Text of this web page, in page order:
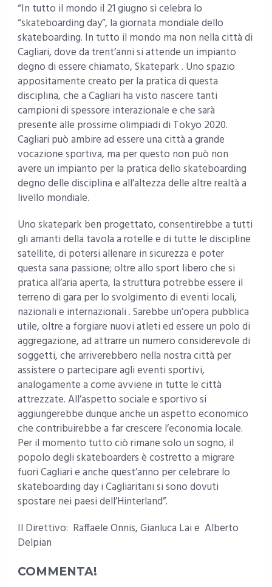
“In tutto il mondo il 21 giugno si celebra lo
“skateboarding day”, la giornata mondiale dello
skateboarding. In tutto il mondo ma non nella città di
Cagliari, dove da trent’anni si attende un impianto
degno di essere chiamato, Skatepark . Uno spazio
appositamente creato per la pratica di questa
disciplina, che a Cagliari ha visto nascere tanti
campioni di spessore interazionale e che sarà
presente alle prossime olimpiadi di Tokyo 2020.
Cagliari può ambire ad essere una città a grande
vocazione sportiva, ma per questo non può non
avere un impianto per la pratica dello skateboarding
degno delle disciplina e all’altezza delle altre realtà a
livello mondiale.
Uno skatepark ben progettato, consentirebbe a tutti
gli amanti della tavola a rotelle e di tutte le discipline
satellite, di potersi allenare in sicurezza e poter
questa sana passione; oltre allo sport libero che si
pratica all’aria aperta, la struttura potrebbe essere il
terreno di gara per lo svolgimento di eventi locali,
nazionali e internazionali . Sarebbe un’opera pubblica
utile, oltre a forgiare nuovi atleti ed essere un polo di
aggregazione, ad attrarre un numero considerevole di
soggetti, che arriverebbero nella nostra città per
assistere o partecipare agli eventi sportivi,
analogamente a come avviene in tutte le città
attrezzate. All’aspetto sociale e sportivo si
aggiungerebbe dunque anche un aspetto economico
che contribuirebbe a far crescere l’economia locale.
Per il momento tutto ciò rimane solo un sogno, il
popolo degli skateboarders è costretto a migrare
fuori Cagliari e anche quest’anno per celebrare lo
skateboarding day i Cagliaritani si sono dovuti
spostare nei paesi dell’Hinterland”.
Il Direttivo: Raffaele Onnis, Gianluca Lai e Alberto
Delpian
COMMENTA!